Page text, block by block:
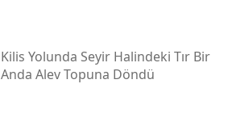
Kilis Yolunda Seyir Halindeki Tır Bir
Anda Alev Topuna Döndü